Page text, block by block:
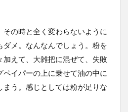
の時と全く変わらないように
メ。なんなんでしょう。粉を
加えて、大雑把に混ぜて、失敗
ペイパーの上に乗せて油の中に
う。感じとしては粉が足りな